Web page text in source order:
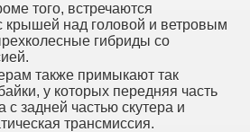
того, встречаются
над головой и ветровым
гибриды со
также примыкают так
у которых передняя часть
с задней частью скутера и
трансмиссия.